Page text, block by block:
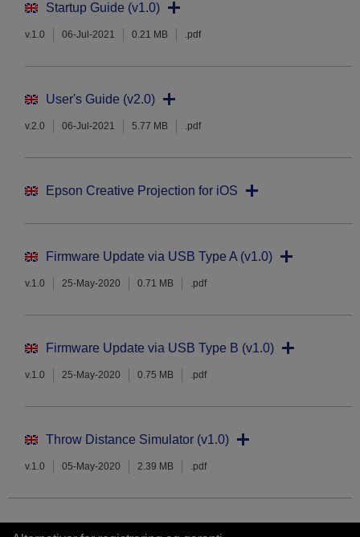
Startup Guide (v1.0)
v.1.0 06-Jul-2021 0.21 MB .pdf
User's Guide (v2.0)
v.2.0 06-Jul-2021 5.77 MB .pdf
Epson Creative Projection for iOS
Firmware Update via USB Type A (v1.0)
v.1.0 25-May-2020 0.71 MB .pdf
Firmware Update via USB Type B (v1.0)
v.1.0 25-May-2020 0.75 MB .pdf
Throw Distance Simulator (v1.0)
v.1.0 05-May-2020 2.39 MB .pdf